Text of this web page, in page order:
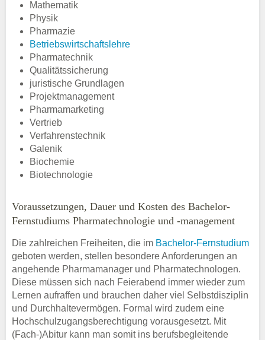
Mathematik
Physik
Pharmazie
Betriebswirtschaftslehre
Pharmatechnik
Qualitätssicherung
juristische Grundlagen
Projektmanagement
Pharmamarketing
Vertrieb
Verfahrenstechnik
Galenik
Biochemie
Biotechnologie
Voraussetzungen, Dauer und Kosten des Bachelor-
Fernstudiums Pharmatechnologie und -management
Die zahlreichen Freiheiten, die im Bachelor-Fernstudium
geboten werden, stellen besondere Anforderungen an
angehende Pharmamanager und Pharmatechnologen.
Diese müssen sich nach Feierabend immer wieder zum
Lernen aufraffen und brauchen daher viel Selbstdisziplin
und Durchhaltevermögen. Formal wird zudem eine
Hochschulzugangsberechtigung vorausgesetzt. Mit
(Fach-)Abitur kann man somit ins berufsbegleitende